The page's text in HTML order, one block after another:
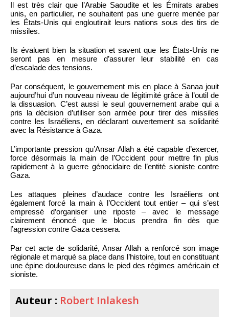
Il est très clair que l’Arabie Saoudite et les Émirats arabes
unis, en particulier, ne souhaitent pas une guerre menée par
les États-Unis qui engloutirait leurs nations sous des tirs de
missiles.
Ils évaluent bien la situation et savent que les États-Unis ne
seront pas en mesure d’assurer leur stabilité en cas
d’escalade des tensions.
Par conséquent, le gouvernement mis en place à Sanaa jouit
aujourd’hui d’un nouveau niveau de légitimité grâce à l’outil de
la dissuasion. C’est aussi le seul gouvernement arabe qui a
pris la décision d’utiliser son armée pour tirer des missiles
contre les Israéliens, en déclarant ouvertement sa solidarité
avec la Résistance à Gaza.
L’importante pression qu’Ansar Allah a été capable d’exercer,
force désormais la main de l’Occident pour mettre fin plus
rapidement à la guerre génocidaire de l’entité sioniste contre
Gaza.
Les attaques pleines d’audace contre les Israéliens ont
également forcé la main à l’Occident tout entier – qui s’est
empressé d’organiser une riposte – avec le message
clairement énoncé que le blocus prendra fin dès que
l’agression contre Gaza cessera.
Par cet acte de solidarité, Ansar Allah a renforcé son image
régionale et marqué sa place dans l’histoire, tout en constituant
une épine douloureuse dans le pied des régimes américain et
sioniste.
Auteur : Robert Inlakesh